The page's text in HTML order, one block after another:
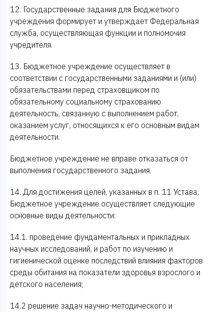
12. Государственные задания для Бюджетного
учреждения формирует и утверждает Федеральная
служба, осуществляющая функции и полномочия
учредителя.
13. Бюджетное учреждение осуществляет в
соответствии с государственными заданиями и (или)
обязательствами перед страховщиком по
обязательному социальному страхованию
деятельность, связанную с выполнением работ,
оказанием услуг, относящихся к его основным видам
деятельности.
Бюджетное учреждение не вправе отказаться от
выполнения государственного задания.
14. Для достижения целей, указанных в п. 11 Устава,
Бюджетное учреждение осуществляет следующие
основные виды деятельности:
14.1. проведение фундаментальных и прикладных
научных исследований, и работ по изучению и
гигиенической оценке последствий влияния факторов
среды обитания на показатели здоровья взрослого и
детского населения;
14.2 решение задач научно-методического и